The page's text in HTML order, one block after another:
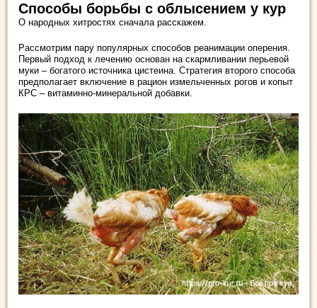
Способы борьбы с облысением у кур
О народных хитростях сначала расскажем.
Рассмотрим пару популярных способов реанимации оперения.
Первый подход к лечению основан на скармливании перьевой
муки – богатого источника цистеина. Стратегия второго способа
предполагает включение в рацион измельченных рогов и копыт
КРС – витаминно-минеральной добавки.